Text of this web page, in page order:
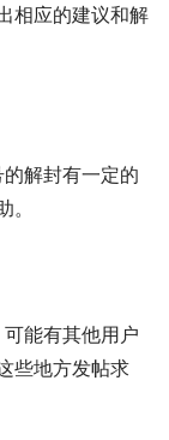
相应的建议和解
解封有一定的
能有其他用户
些地方发帖求